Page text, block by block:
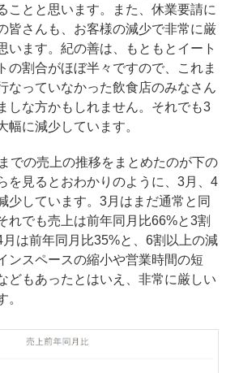
ことと思います。また、休業要請に
皆さんも、お客様の減少で非常に厳
います。紀の善は、もともとイート
の割合がほぼ半々ですので、これま
なっていなかった飲食店のみなさん
しな方かもしれません。それでも3
幅に減少しています。
での売上の推移をまとめたのが下の
を見るとおわかりのように、3月、4
少しています。3月はまだ通常と同
れでも売上は前年同月比66%と3割
月は前年同月比35%と、6割以上の減
ンスペースの縮小や営業時間の短
どもあったとはいえ、非常に厳しい
。